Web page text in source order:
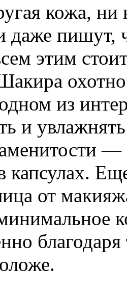
кожа,
даже пишут,
этим
из
и
капсулах.
от